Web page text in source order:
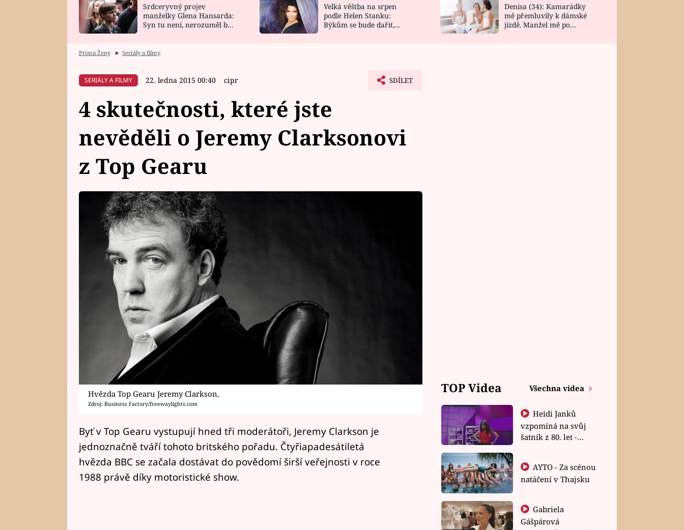
HOROSKOP NA
CELEBRITY
VAŘENÍ
NOVINKY
VIDEORECEPTY
DESIGN
Srdceryvný projev
manželky Glena Hansarda:
Syn tu není, nerozuměl by
Velká věštba na srpen
podle Helen Stanku:
Býkům se bude dařit,
Denisa (34): Kamarádky
mě přemluvily k dámské
jízdě. Manžel mě po
Prima Ženy ■ Seriály a filmy
SERIÁLY A FILMY 22. ledna 2015 00:40 cipr SDÍLET
4 skutečnosti, které jste
nevěděli o Jeremy Clarksonovi
z Top Gearu
Hvězda Top Gearu Jeremy Clarkson.
Zdroj: Business Factory/freewaylights.com
Byť v Top Gearu vystupují hned tři moderátoři, Jeremy Clarkson je
jednoznačně tváří tohoto britského pořadu. Čtyřiapadesátiletá
hvězda BBC se začala dostávat do povědomí širší veřejnosti v roce
1988 právě díky motoristické show.
TOP Videa Všechna videa
Heidi Janků
vzpomíná na svůj
šatník z 80. let -
natáčení v Thajsku
Gabriela
Gášpárová